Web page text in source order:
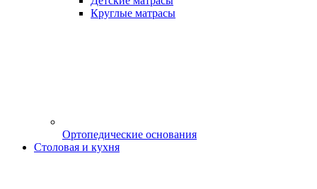
Круглые матрасы
Ортопедические основания
Столовая и кухня